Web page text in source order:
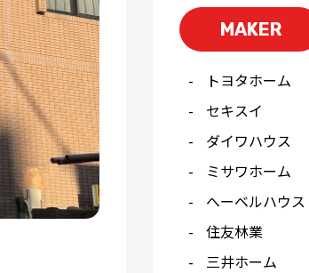
MAKER
トヨタホーム
セキスイ
ダイワハウス
ミサワホーム
へーベルハウス
住友林業
三井ホーム